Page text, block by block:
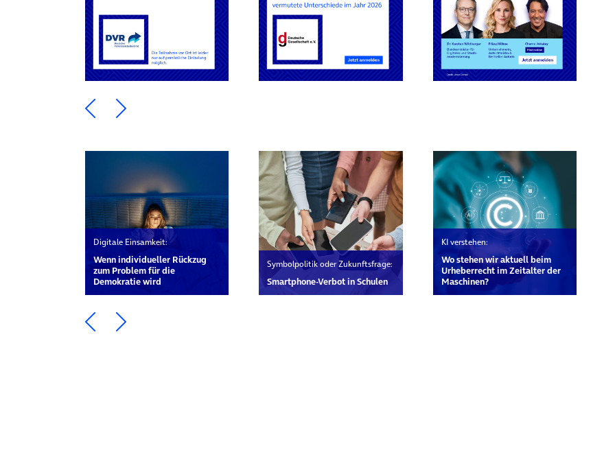
Ein Element zurück blättern
Ein Element weiter blättern
Digitale Einsamkeit:
Wenn individueller Rückzug
zum Problem für die
Demokratie wird
Symbolpolitik oder Zukunftsfrage:
Smartphone-Verbot in Schulen
KI verstehen:
Wo stehen wir aktuell beim
Urheberrecht im Zeitalter der
Maschinen?
Ein Element zurück blättern
Ein Element weiter blättern